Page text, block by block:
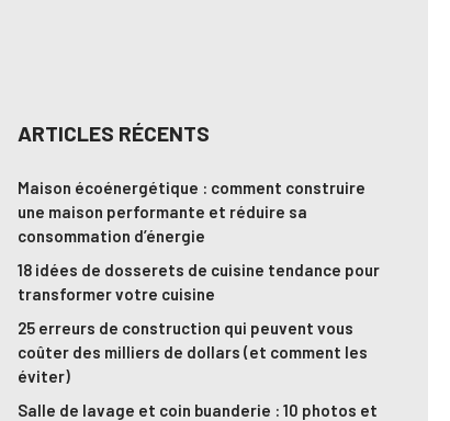
ARTICLES RÉCENTS
Maison écoénergétique : comment construire
une maison performante et réduire sa
consommation d’énergie
18 idées de dosserets de cuisine tendance pour
transformer votre cuisine
25 erreurs de construction qui peuvent vous
coûter des milliers de dollars (et comment les
éviter)
Salle de lavage et coin buanderie : 10 photos et